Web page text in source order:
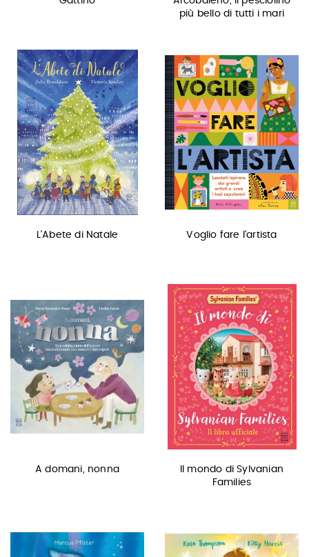
più bello di tutti i mari
L'Abete di Natale Voglio fare l'artista
A domani, nonna
Il mondo di Sylvanian
Families